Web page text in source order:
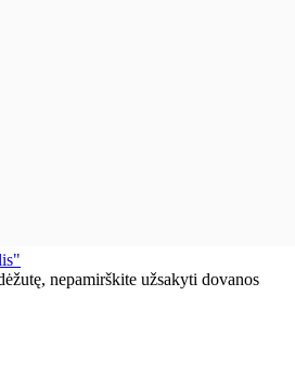
nepamirškite užsakyti dovanos